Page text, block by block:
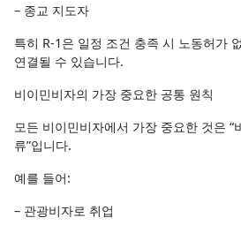
– 종교 지도자
특히 R-1은 일정 조건 충족 시 노동허가
연결될 수 있습니다.
비이민비자의 가장 중요한 공통 원칙
모든 비이민비자에서 가장 중요한 것은 “
류”입니다.
예를 들어:
– 관광비자로 취업